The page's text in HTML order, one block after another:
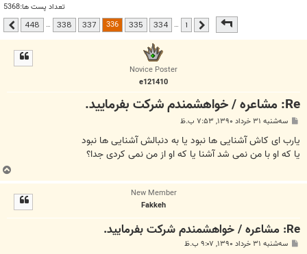
تعداد پست ها:5368
448 قبلی …
334
335
336
337
338
…
448 بعدی
Novice Poster
e121410
Re: مشاعره / خواهشمندم شرکت بفرماييد.
پ
ت
سه‌شنبه ۳۱ خرداد ۱۳۹۰, ۷:۵۳ ب.ظ
یارب ای کاش آشنایی ها نبود یا به دنبالش آشنایی ها نبود
یا که او با من نمی شد آشنا یا که او از من نمی کردی جدا؟
ب
ا
New Member
Fakkeh
Re: مشاعره / خواهشمندم شرکت بفرماييد.
پ سه‌شنبه ۳۱ خرداد ۱۳۹۰, ۹:۰۷ ب.ظ